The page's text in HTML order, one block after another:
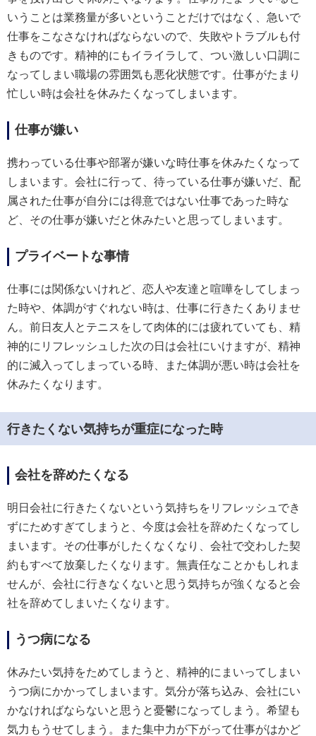
いうことは業務量が多いということだけではなく、急いで
仕事をこなさなければならないので、失敗やトラブルも付
きものです。精神的にもイライラして、つい激しい口調に
なってしまい職場の雰囲気も悪化状態です。仕事がたまり
忙しい時は会社を休みたくなってしまいます。
仕事が嫌い
携わっている仕事や部署が嫌いな時仕事を休みたくなって
しまいます。会社に行って、待っている仕事が嫌いだ、配
属された仕事が自分には得意ではない仕事であった時な
ど、その仕事が嫌いだと休みたいと思ってしまいます。
プライベートな事情
仕事には関係ないけれど、恋人や友達と喧嘩をしてしまっ
た時や、体調がすぐれない時は、仕事に行きたくありませ
ん。前日友人とテニスをして肉体的には疲れていても、精
神的にリフレッシュした次の日は会社にいけますが、精神
的に滅入ってしまっている時、また体調が悪い時は会社を
休みたくなります。
行きたくない気持ちが重症になった時
会社を辞めたくなる
明日会社に行きたくないという気持ちをリフレッシュでき
ずにためすぎてしまうと、今度は会社を辞めたくなってし
まいます。その仕事がしたくなくなり、会社で交わした契
約もすべて放棄したくなります。無責任なことかもしれま
せんが、会社に行きなくないと思う気持ちが強くなると会
社を辞めてしまいたくなります。
うつ病になる
休みたい気持をためてしまうと、精神的にまいってしまい
うつ病にかかってしまいます。気分が落ち込み、会社にい
かなければならないと思うと憂鬱になってしまう。希望も
気力もうせてしまう。また集中力が下がって仕事がはかど